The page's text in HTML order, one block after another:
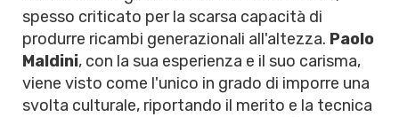
spesso criticato per la scarsa capacità di
produrre ricambi generazionali all'altezza. Paolo
Maldini, con la sua esperienza e il suo carisma,
viene visto come l'unico in grado di imporre una
svolta culturale, riportando il merito e la tecnica